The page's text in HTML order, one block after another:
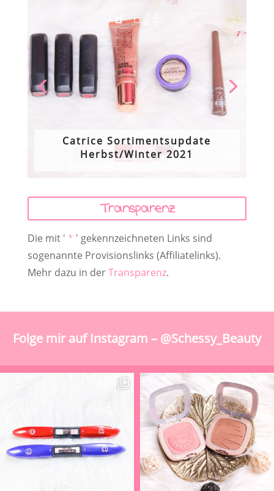
Catrice Sortimentsupdate
Herbst/Winter 2021
Transparenz
Die mit ' * ' gekennzeichneten Links sind
sogenannte Provisionslinks (Affiliatelinks).
Mehr dazu in derTransparenz.
Folge mir auf Instagram – @Schessy_Beauty